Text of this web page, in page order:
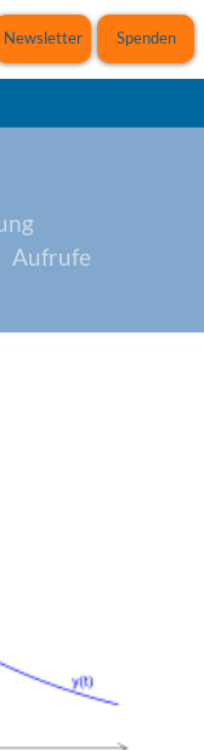
Spenden
Newsletter
Aufrufe